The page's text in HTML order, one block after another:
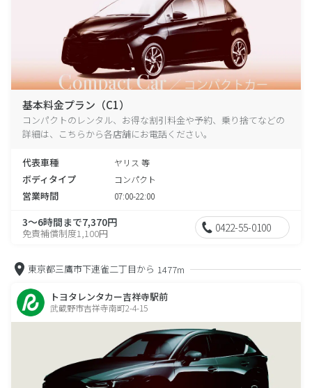
基本料金プラン（C1）
コンパクトのレンタル、お得な割引料金や予約、乗り捨てなどの
詳細は、こちらから各店舗にお電話ください。
代表車種 ヤリス 等
ボディタイプ コンパクト
営業時間 07:00-22:00
3～6時間まで7,370円
免責補償制度1,100円 0422-55-0100
東京都三鷹市下連雀二丁目から 1477m
トヨタレンタカー吉祥寺駅前
武蔵野市吉祥寺南町2-4-15